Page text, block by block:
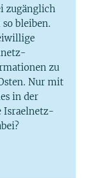
zugänglich
bleiben.
zu
Nur mit
in der
Israelnetz-